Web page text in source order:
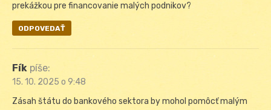
prekážkou pre financovanie malých podnikov?
ODPOVEDAŤ
Fík píše:
15. 10. 2025 o 9:48
Zásah štátu do bankového sektora by mohol pomôcť malým